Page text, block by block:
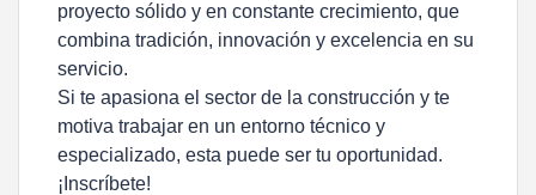
proyecto sólido y en constante crecimiento, que
combina tradición, innovación y excelencia en su
servicio.
Si te apasiona el sector de la construcción y te
motiva trabajar en un entorno técnico y
especializado, esta puede ser tu oportunidad.
¡Inscríbete!